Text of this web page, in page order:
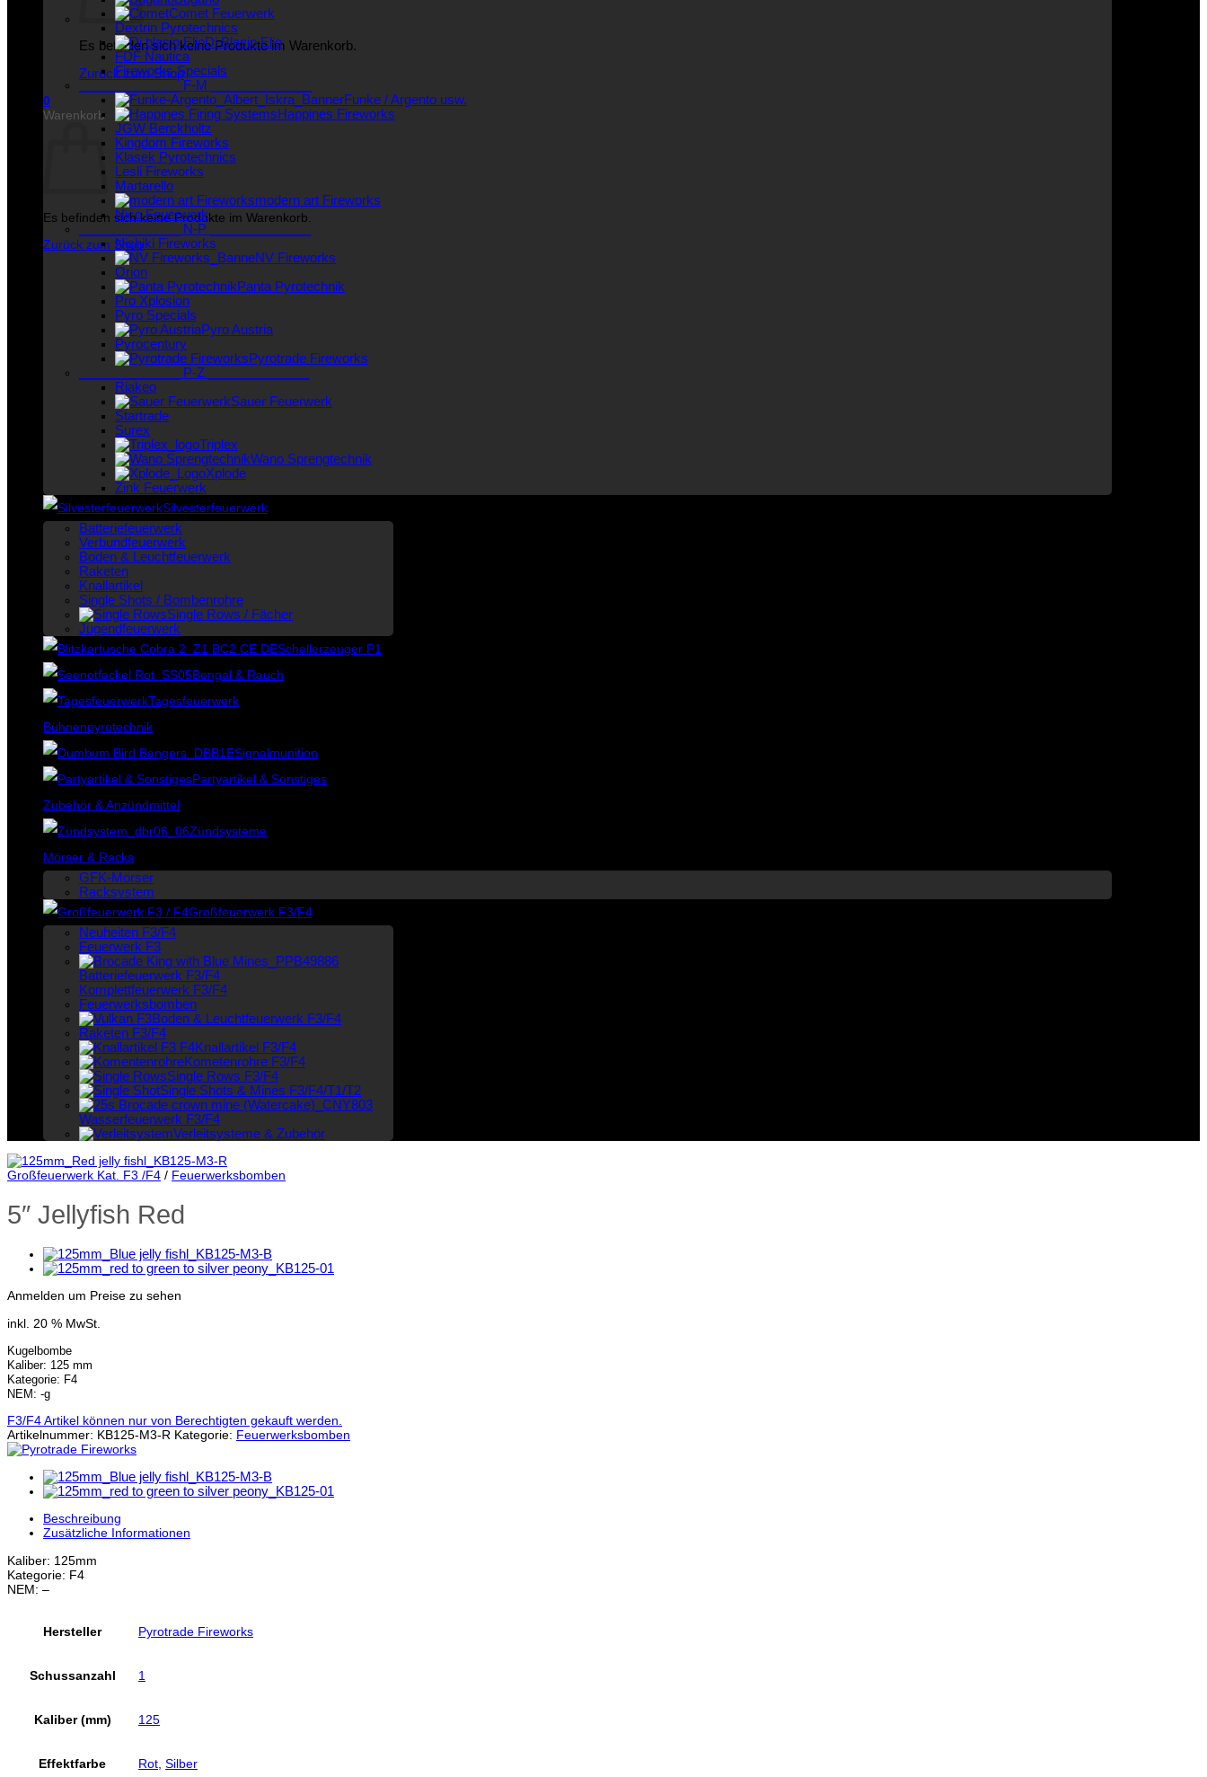
Es befinden sich keine Produkte im Warenkorb.
Zurück zum Shop
0
Warenkorb
Es befinden sich keine Produkte im Warenkorb.
Zurück zum Shop
Comet Feuerwerk
Dextrin Pyrotechnics
Di Blasio Elio
FDF Nautica
Fireworks Specials
______________ F-M ______________
Funke / Argento usw.
Happines Fireworks
JGW Berckholtz
Kingdom Fireworks
Klasek Pyrotechnics
Lesli Fireworks
Martarello
modern art Fireworks
Nico Feuerwerk
______________ N-P ______________
Nishiki Fireworks
NV Fireworks
Orion
Panta Pyrotechnik
Pro Xplosion
Pyro Specials
Pyro Austria
Pyrocentury
Pyrotrade Fireworks
______________ P-Z ______________
Riakeo
Sauer Feuerwerk
Startrade
Surex
Triplex
Wano Sprengtechnik
Xplode
Zink Feuerwerk
Silvesterfeuerwerk
Batteriefeuerwerk
Verbundfeuerwerk
Boden & Leuchtfeuerwerk
Raketen
Knallartikel
Single Shots / Bombenrohre
Single Rows / Fächer
Jugendfeuerwerk
Schallerzeuger P1
Bengal & Rauch
Tagesfeuerwerk
Bühnenpyrotechnik
Signalmunition
Partyartikel & Sonstiges
Zubehör & Anzündmittel
Zündsysteme
Mörser & Racks
GFK-Mörser
Racksystem
Großfeuerwerk F3/F4
Neuheiten F3/F4
Feuerwerk F3
Batteriefeuerwerk F3/F4
Komplettfeuerwerk F3/F4
Feuerwerksbomben
Boden & Leuchtfeuerwerk F3/F4
Raketen F3/F4
Knallartikel F3/F4
Kometenrohre F3/F4
Single Rows F3/F4
Single Shots & Mines F3/F4/T1/T2
Wasserfeuerwerk F3/F4
Verleitsysteme & Zubehör
Großfeuerwerk Kat. F3 /F4 / Feuerwerksbomben
5″ Jellyfish Red
Anmelden um Preise zu sehen
inkl. 20 % MwSt.
Kugelbombe
Kaliber: 125 mm
Kategorie: F4
NEM: -g
F3/F4 Artikel können nur von Berechtigten gekauft werden.
Artikelnummer: KB125-M3-R Kategorie: Feuerwerksbomben
Beschreibung
Zusätzliche Informationen
Kaliber: 125mm
Kategorie: F4
NEM: –
Hersteller Pyrotrade Fireworks
Schussanzahl 1
Kaliber (mm) 125
Effektfarbe Rot, Silber